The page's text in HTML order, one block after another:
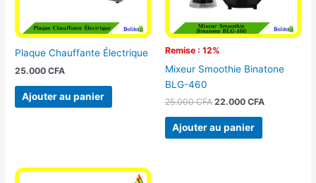
Plaque Chauffante Électrique
25.000CFA
Ajouter au panier
Remise : 12%
Mixeur Smoothie Binatone
BLG-460
25.000CFA 22.000 CFA
Ajouter au panier